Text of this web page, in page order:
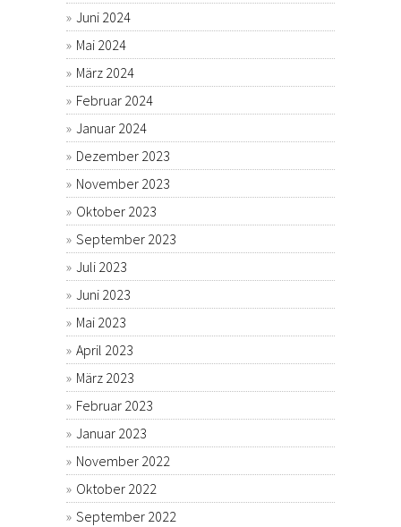
Juni 2024
Mai 2024
März 2024
Februar 2024
Januar 2024
Dezember 2023
November 2023
Oktober 2023
September 2023
Juli 2023
Juni 2023
Mai 2023
April 2023
März 2023
Februar 2023
Januar 2023
November 2022
Oktober 2022
September 2022